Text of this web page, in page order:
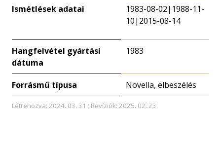
Ismétlések adatai
1983-08-02|1988-11-
10|2015-08-14
Hangfelvétel gyártási
dátuma
1983
Forrásmű típusa Novella, elbeszélés
Létrehozva: 2024. 03. 31.; Revíziók: 2025. 02. 23.